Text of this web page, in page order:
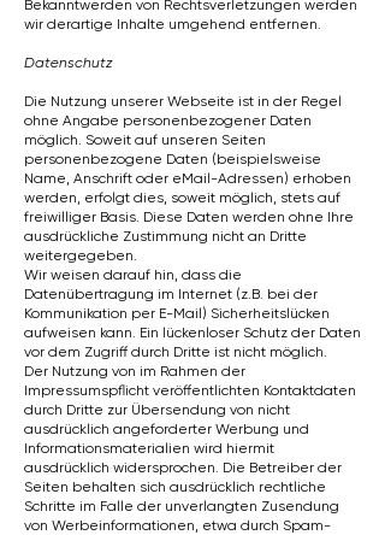
Bekanntwerden von Rechtsverletzungen werden
wir derartige Inhalte umgehend entfernen.
Datenschutz
Die Nutzung unserer Webseite ist in der Regel
ohne Angabe personenbezogener Daten
möglich. Soweit auf unseren Seiten
personenbezogene Daten (beispielsweise
Name, Anschrift oder eMail-Adressen) erhoben
werden, erfolgt dies, soweit möglich, stets auf
freiwilliger Basis. Diese Daten werden ohne Ihre
ausdrückliche Zustimmung nicht an Dritte
weitergegeben.
Wir weisen darauf hin, dass die
Datenübertragung im Internet (z.B. bei der
Kommunikation per E-Mail) Sicherheitslücken
aufweisen kann. Ein lückenloser Schutz der Daten
vor dem Zugriff durch Dritte ist nicht möglich.
Der Nutzung von im Rahmen der
Impressumspflicht veröffentlichten Kontaktdaten
durch Dritte zur Übersendung von nicht
ausdrücklich angeforderter Werbung und
Informationsmaterialien wird hiermit
ausdrücklich widersprochen. Die Betreiber der
Seiten behalten sich ausdrücklich rechtliche
Schritte im Falle der unverlangten Zusendung
von Werbeinformationen, etwa durch Spam-